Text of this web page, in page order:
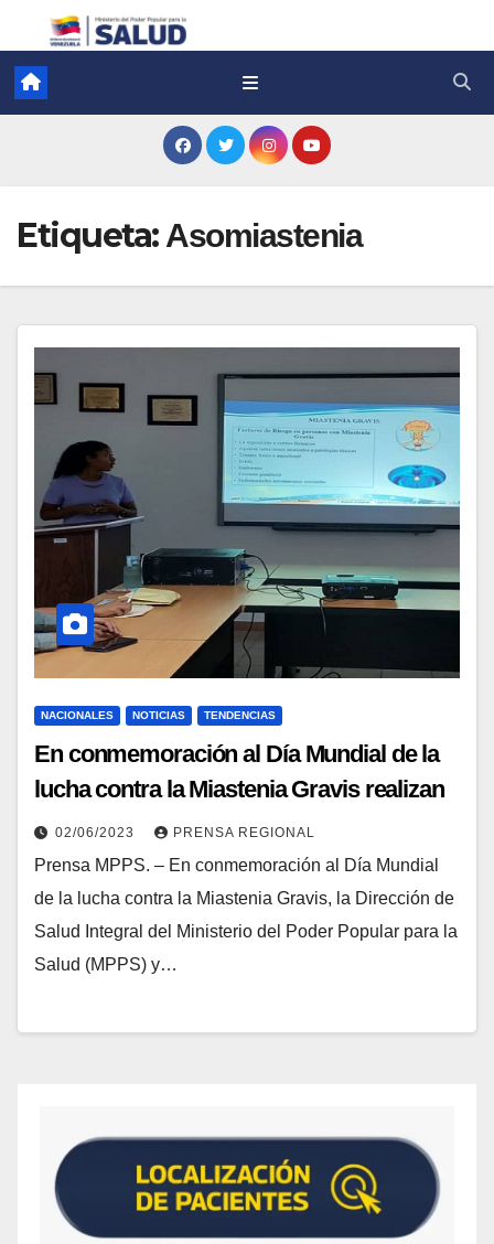
Etiqueta: Asomiastenia
NACIONALES NOTICIAS TENDENCIAS
En conmemoración al Día Mundial de la
lucha contra la Miastenia Gravis realizan
conversatorio en el Instituto J.J. Arvelo
02/06/2023 PRENSA REGIONAL
Prensa MPPS. – En conmemoración al Día Mundial
de la lucha contra la Miastenia Gravis, la Dirección de
Salud Integral del Ministerio del Poder Popular para la
Salud (MPPS) y…